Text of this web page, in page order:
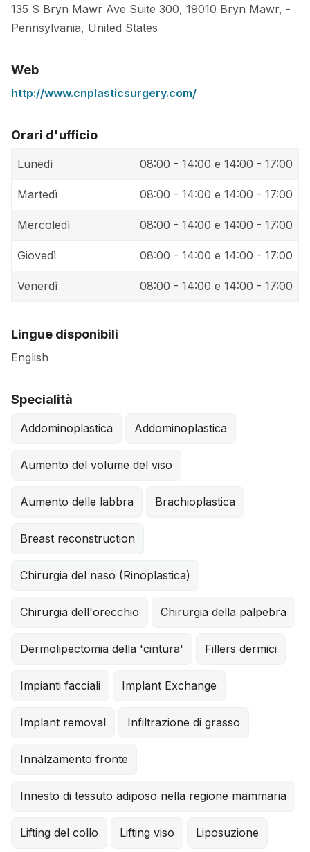
135 S Bryn Mawr Ave Suite 300, 19010 Bryn Mawr, -
Pennsylvania, United States
Web
http://www.cnplasticsurgery.com/
Orari d'ufficio
Lunedì 08:00 - 14:00 e 14:00 - 17:00
Martedì 08:00 - 14:00 e 14:00 - 17:00
Mercoledì 08:00 - 14:00 e 14:00 - 17:00
Giovedì 08:00 - 14:00 e 14:00 - 17:00
Venerdì 08:00 - 14:00 e 14:00 - 17:00
Lingue disponibili
English
Specialità
Addominoplastica Addominoplastica
Aumento del volume del viso
Aumento delle labbra Brachioplastica
Breast reconstruction
Chirurgia del naso (Rinoplastica)
Chirurgia dell'orecchio Chirurgia della palpebra
Dermolipectomia della 'cintura' Fillers dermici
Impianti facciali Implant Exchange
Implant removal Infiltrazione di grasso
Innalzamento fronte
Innesto di tessuto adiposo nella regione mammaria
Lifting del collo Lifting viso Liposuzione